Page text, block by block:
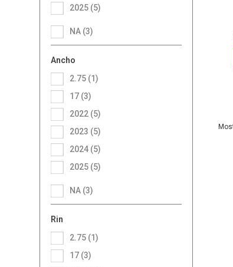
Ancho
2.75 (1)
17 (3)
2022 (5)
2023 (5)
2024 (5)
2025 (5)
NA (3)
2025 (5)
NA (3)
Rin
2.75 (1)
17 (3)